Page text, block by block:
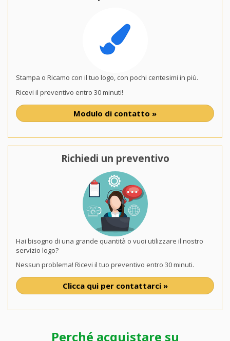
Stampa o Ricamo con il tuo logo, con pochi centesimi in più.
Ricevi il preventivo entro 30 minuti!
Modulo di contatto »
Richiedi un preventivo
Hai bisogno di una grande quantità o vuoi utilizzare il nostro
servizio logo?
Nessun problema! Ricevi il tuo preventivo entro 30 minuti.
Clicca qui per contattarci »
Perché acquistare su